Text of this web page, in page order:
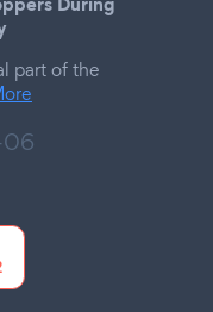
part of the